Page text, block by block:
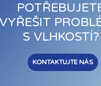
VYŘEŠIT
S VLHKOSTÍ?
KONTAKTUJTE NÁS